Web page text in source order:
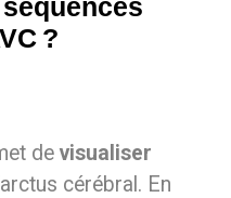
?
de visualiser
cérébral. En